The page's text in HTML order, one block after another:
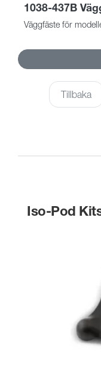
1038-437B
Väggfäste för
Tillbaka
Iso-Pod